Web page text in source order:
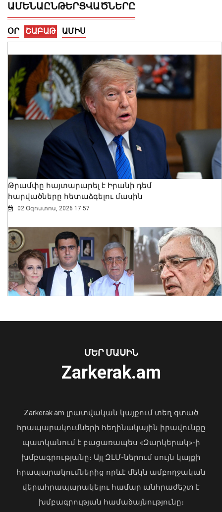
Կառավարությունը շուրջ 5.6 մլրդ դրամ
կուղղի 61 մանկապարտեզի
շինարարական ծրագրերին
06 Օգոստոս, 2026 15:34
ՍԱՏՄ-ն կասեցրել է «Քաղցր հեքիաթ»
ըմպելիքների արտադրամասի
գործունեությունը
Վարչապետը ժամանել է Ղրղզստան
06 Օգոստոս, 2026 15:07
ԱՄԵՆԱԸՆԹԵՐՑՎԱԾՆԵՐԸ
ՕՐ ՇԱԲԱԹ ԱՄԻՍ
Թրամփը հայտարարել է Իրանի դեմ
հարվածները հետաձգելու մասին
02 Օգոստոս, 2026 17:57
«Պարտվեցինք դաժան հիվանդության
04 Օգոստոս, 2026 19:12
ՄԵՐ ՄԱՍԻՆ
Zarkerak.am
Zarkerak.am լրատվական կայքում տեղ գտած
հրապարակումների հեղինակային իրավունքը
պատկանում է բացառապես «Զարկերակ»-ի
խմբագրությանը։ Այլ ԶԼՄ-ներում սույն կայքի
հրապարակումներից որևէ մեկն ամբողջական
վերահրապարակելու համար անհրաժեշտ է
խմբագրության համաձայնությունը։